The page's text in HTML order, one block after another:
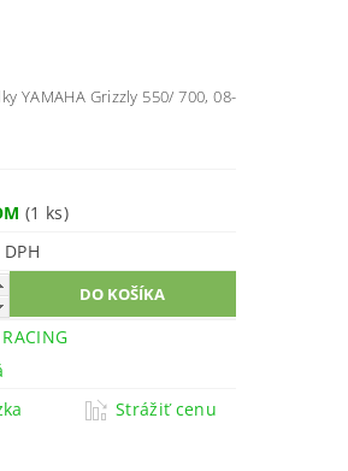
YAMAHA Grizzly 550/ 700, 08-
(1 ks)
DPH
Strážiť cenu